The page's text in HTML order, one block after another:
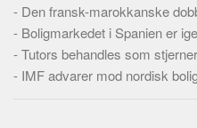
- Den fransk-marokkanske
- Boligmarkedet i Spanien er
-Tutors behandles som stjerner
- IMF advarer mod nordisk